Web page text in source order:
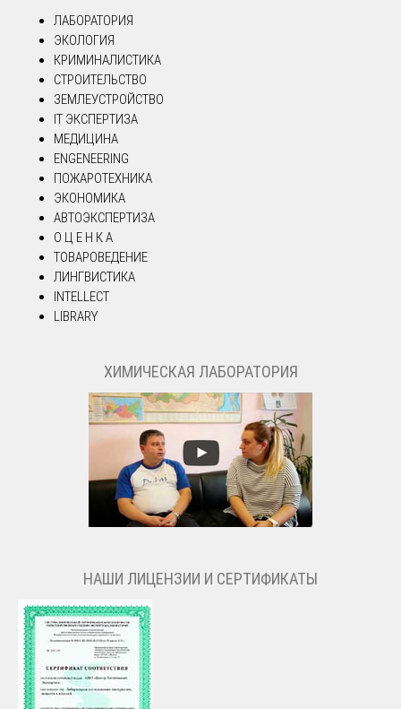
ЛАБОРАТОРИЯ
ЭКОЛОГИЯ
КРИМИНАЛИСТИКА
СТРОИТЕЛЬСТВО
ЗЕМЛЕУСТРОЙСТВО
IT ЭКСПЕРТИЗА
МЕДИЦИНА
ENGENEERING
ПОЖАРОТЕХНИКА
ЭКОНОМИКА
АВТОЭКСПЕРТИЗА
О Ц Е Н К А
ТОВАРОВЕДЕНИЕ
ЛИНГВИСТИКА
INTELLECT
LIBRARY
ХИМИЧЕСКАЯ ЛАБОРАТОРИЯ
НАШИ ЛИЦЕНЗИИ И СЕРТИФИКАТЫ